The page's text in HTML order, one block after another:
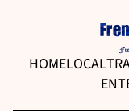
HOMELOCAL